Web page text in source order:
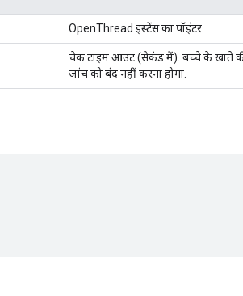
OpenThread इंस्टेंस का पॉइंटर.
चेक टाइम आउट (सेकंड में). बच्चे के खाते की
जांच को बंद नहीं करना होगा.